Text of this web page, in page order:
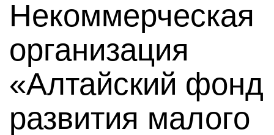
Некоммерческая
организация
«Алтайский фонд
развития малого